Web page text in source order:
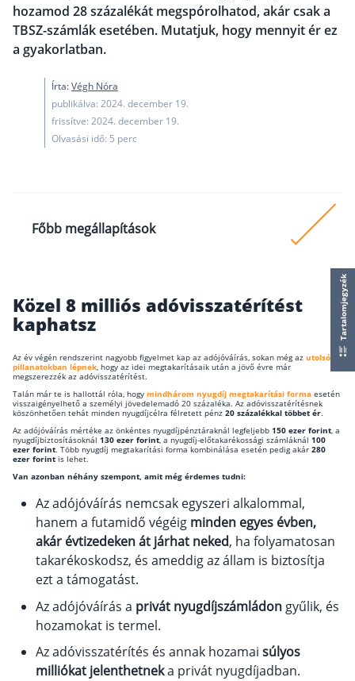
Nyugdíj kisokos – A magyar nyugdíjrendszer
működése
Nyugdíjbiztosítás
Nyugdíjbiztosítás vagy NYESZ? Melyik a jobb?
Nyugdíjbiztosítás adókedvezmény és adójóváírás
KATA Nyugdíj: így használd ki az
Nyugdíjbiztosítás költségek
Balesetbiztosítás
Csoportos életbiztosítás
Kockázati életbiztosítás 🛡
Vegyes életbiztosítás
Befektetési egységekhez kötött életbiztosítás
Egészségbiztosítás
Egészségbiztosítás cégeknek
Betegbiztosítás
hozamod 28 százalékát megspórolhatod, akár csak a
TBSZ-számlák esetében. Mutatjuk, hogy mennyit ér ez
a gyakorlatban.
Írta:Végh Nóra
publikálva: 2024. december 19.
frissítve: 2024. december 19.
Olvasási idő: 5 perc
Főbb megállapítások
Az adómentesség 11 millió forintot is érhet a
Százezreket vagy nagyobb tőke esetén akár
milliókat is spórolhatsz a TBSZ-számládon az
adómentességgel.
Közel 8 milliós adóvisszatérítést
kaphatsz
Az év végén rendszerint nagyobb figyelmet kap az adójóváírás, sokan még az utolsó
pillanatokban lépnek, hogy az idei megtakarításaik után a jövő évre már
megszerezzék az adóvisszatérítést.
Talán már te is hallottál róla, hogy mindhárom nyugdíj megtakarítási forma esetén
visszaigényelhető a személyi jövedelemadó 20 százaléka. Az adóvisszatérítésnek
köszönhetően tehát minden nyugdíjcélra félretett pénz 20 százalékkal többet ér.
Az adójóváírás mértéke az önkéntes nyugdíjpénztáraknál legfeljebb 150 ezer forint, a
nyugdíjbiztosításoknál 130 ezer forint, a nyugdíj-előtakarékossági számláknál 100
ezer forint. Több nyugdíj megtakarítási forma kombinálása esetén pedig akár 280
ezer forint is lehet.
Van azonban néhány szempont, amit még érdemes tudni:
Az adójóváírás nemcsak egyszeri alkalommal,
hanem a futamidő végéig minden egyes évben,
akár évtizedeken át járhat neked, ha folyamatosan
takarékoskodsz, és ameddig az állam is biztosítja
ezt a támogatást.
Az adójóváírás a privát nyugdíjszámládon gyűlik, és
hozamokat is termel.
Az adóvisszatérítés és annak hozamai súlyos
milliókat jelenthetneka privát nyugdíjadban.
Tartalomjegyzék